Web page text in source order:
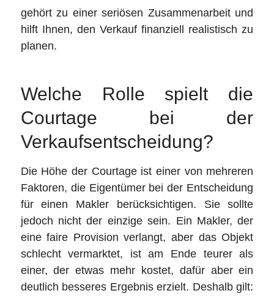
gehört zu einer seriösen Zusammenarbeit und
hilft Ihnen, den Verkauf finanziell realistisch zu
planen.
Welche Rolle spielt die
Courtage bei der
Verkaufsentscheidung?
Die Höhe der Courtage ist einer von mehreren
Faktoren, die Eigentümer bei der Entscheidung
für einen Makler berücksichtigen. Sie sollte
jedoch nicht der einzige sein. Ein Makler, der
eine faire Provision verlangt, aber das Objekt
schlecht vermarktet, ist am Ende teurer als
einer, der etwas mehr kostet, dafür aber ein
deutlich besseres Ergebnis erzielt. Deshalb gilt: